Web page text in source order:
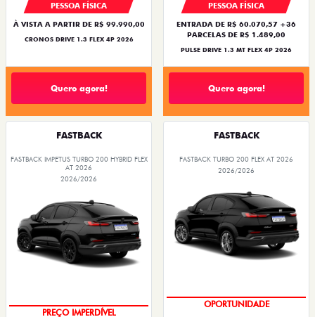
PESSOA FÍSICA
À VISTA A PARTIR DE R$ 99.990,00
CRONOS DRIVE 1.3 FLEX 4P 2026
Quero agora!
PESSOA FÍSICA
ENTRADA DE R$ 60.070,57 +36
PARCELAS DE R$ 1.489,00
PULSE DRIVE 1.3 MT FLEX 4P 2026
Quero agora!
FASTBACK
FASTBACK IMPETUS TURBO 200 HYBRID FLEX
AT 2026
2026/2026
OPORTUNIDADE
FASTBACK
FASTBACK TURBO 200 FLEX AT 2026
2026/2026
OPORTUNIDADE